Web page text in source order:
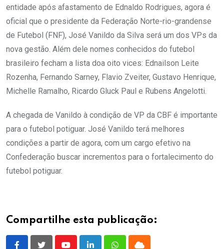
entidade após afastamento de Ednaldo Rodrigues, agora é
oficial que o presidente da Federação Norte-rio-grandense
de Futebol (FNF), José Vanildo da Silva será um dos VPs da
nova gestão. Além dele nomes conhecidos do futebol
brasileiro fecham a lista doa oito vices: Ednailson Leite
Rozenha, Fernando Sarney, Flavio Zveiter, Gustavo Henrique,
Michelle Ramalho, Ricardo Gluck Paul e Rubens Angelotti.
A chegada de Vanildo à condição de VP da CBF é importante
para o futebol potiguar. José Vanildo terá melhores
condições a partir de agora, com um cargo efetivo na
Confederação buscar incrementos para o fortalecimento do
futebol potiguar.
Compartilhe esta publicação: